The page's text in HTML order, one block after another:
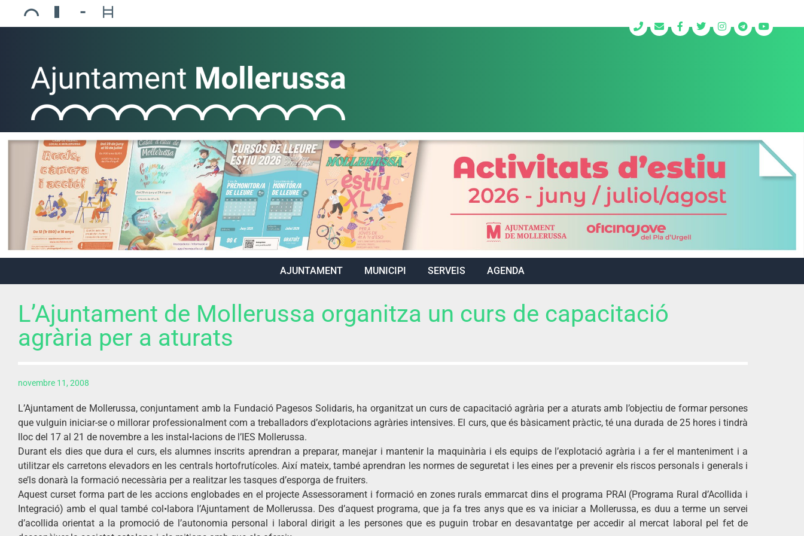
Ajuntament de Mollerussa
Biblioteca Comarcal Jaume Vila
Piscines de Mollerussa
AJUNTAMENT MUNICIPI SERVEIS AGENDA
L’Ajuntament de Mollerussa organitza un curs de capacitació
agrària per a aturats
novembre 11, 2008
L’Ajuntament de Mollerussa, conjuntament amb la Fundació Pagesos Solidaris, ha organitzat un curs de capacitació agrària per a aturats amb l’objectiu de formar persones
que vulguin iniciar-se o millorar professionalment com a treballadors d’explotacions agràries intensives. El curs, que és bàsicament pràctic, té una durada de 25 hores i tindrà
lloc del 17 al 21 de novembre a les instal•lacions de l’IES Mollerussa.
Durant els dies que dura el curs, els alumnes inscrits aprendran a preparar, manejar i mantenir la maquinària i els equips de l’explotació agrària i a fer el manteniment i a
utilitzar els carretons elevadors en les centrals hortofrutícoles. Així mateix, també aprendran les normes de seguretat i les eines per a prevenir els riscos personals i generals i
se’ls donarà la formació necessària per a realitzar les tasques d’esporga de fruiters.
Aquest curset forma part de les accions englobades en el projecte Assessorament i formació en zones rurals emmarcat dins el programa PRAI (Programa Rural d’Acollida i
Integració) amb el qual també col•labora l’Ajuntament de Mollerussa. Des d’aquest programa, que ja fa tres anys que es va iniciar a Mollerussa, es duu a terme un servei
d’acollida orientat a la promoció de l’autonomia personal i laboral dirigit a les persones que es puguin trobar en desavantatge per accedir al mercat laboral pel fet de